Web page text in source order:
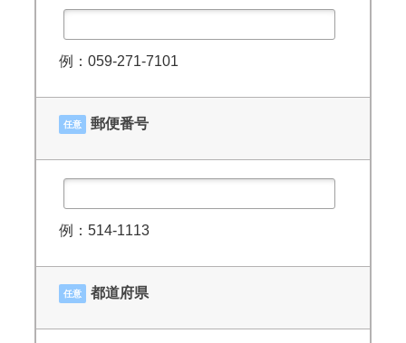
例：059-271-7101
任意 郵便番号
例：514-1113
任意 都道府県